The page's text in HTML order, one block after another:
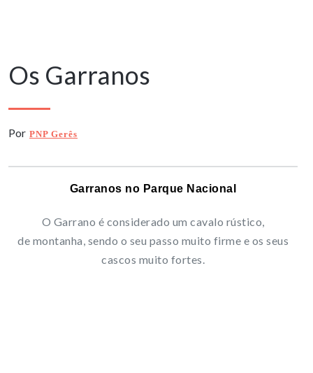
Os Garranos
Por PNP Gerês
Garranos no Parque Nacional
O Garrano é considerado um cavalo rústico,
de montanha, sendo o seu passo muito firme e os seus
cascos muito fortes.